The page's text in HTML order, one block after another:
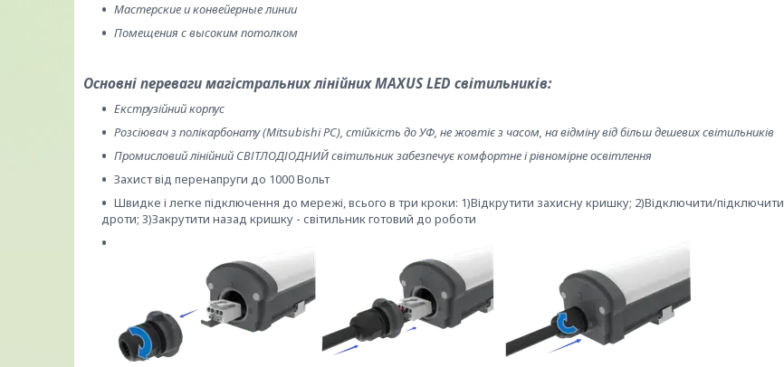
Мастерские и конвейерные линии
Помещения с высоким потолком
Основні переваги магістральних лінійних MAXUS LED світильників:
Екструзійний корпус
Розсіювач з полікарбонату (Mitsubishi PC), стійкість до УФ, не жовтіє з часом, на відміну від більш дешевих світильників
Промисловий лінійний СВІТЛОДІОДНИЙ світильник забезпечує комфортне і рівномірне освітлення
Захист від перенапруги до 1000 Вольт
Швидке і легке підключення до мережі, всього в три кроки: 1)Відкрутити захисну кришку; 2)Відключити/підключити
дроти; 3)Закрутити назад кришку - світильник готовий до роботи